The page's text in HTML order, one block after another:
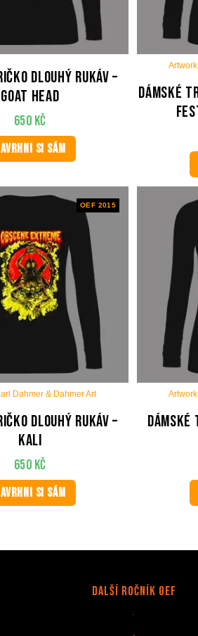
dlouhý rukáv –
Goat Head
650 Kč
SI SÁM
Dámské
OEF 2015
Dahmer & Dahmer Art
dlouhý rukáv –
Kali
650 Kč
SI SÁM
Další Ročník OEF